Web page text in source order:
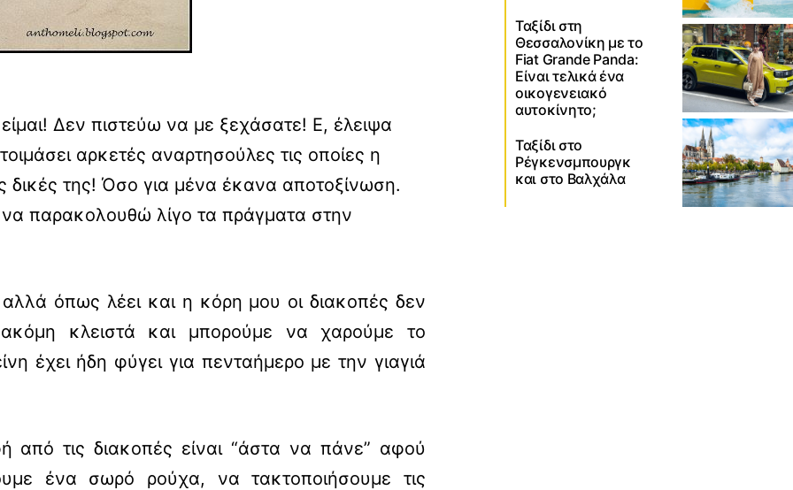
Δεν πιστεύω να με ξεχάσατε! Ε, έλειψα
αρκετές αναρτησούλες τις οποίες η
δικές της! Όσο για μένα έκανα αποτοξίνωση.
να παρακολουθώ λίγο τα πράγματα στην
όπως λέει και η κόρη μου οι διακοπές δεν
κλειστά και μπορούμε να χαρούμε το
έχει ήδη φύγει για πενταήμερο με την γιαγιά
από τις διακοπές είναι “άστα να πάνε” αφού
ένα σωρό ρούχα, να τακτοποιήσουμε τις
Ταξίδι στη
Θεσσαλονίκη με το
Fiat Grande Panda:
Είναι τελικά ένα
οικογενειακό
αυτοκίνητο;
Ταξίδι στο
Ρέγκενσμπουργκ
και στο Βαλχάλα